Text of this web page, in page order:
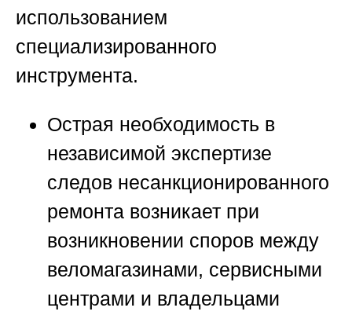
использованием
специализированного
инструмента.
Острая необходимость в
независимой экспертизе
следов несанкционированного
ремонта возникает при
возникновении споров между
веломагазинами, сервисными
центрами и владельцами